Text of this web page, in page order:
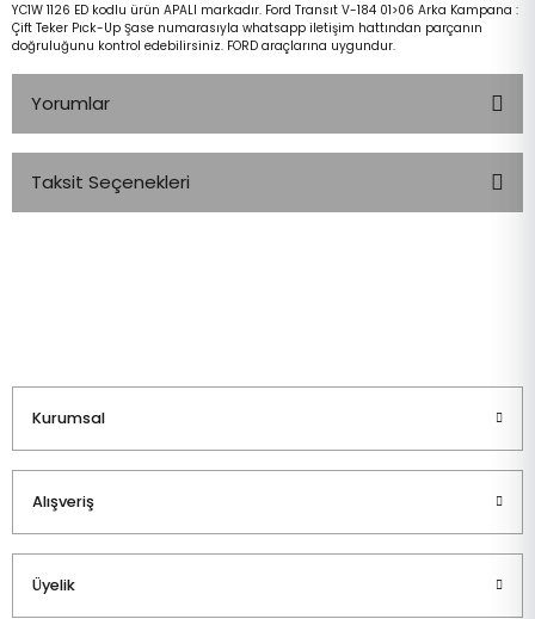
YC1W 1126 ED kodlu ürün APALI markadır. Ford Transıt V-184 01>06 Arka Kampana :
Çift Teker Pıck-Up Şase numarasıyla whatsapp iletişim hattından parçanın
doğruluğunu kontrol edebilirsiniz. FORD araçlarına uygundur.
Yorumlar
Taksit Seçenekleri
Kurumsal
Alışveriş
Üyelik